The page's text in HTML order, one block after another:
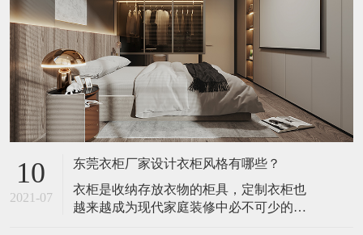
10
2021-07
东莞衣柜厂家设计衣柜风格有哪些？
衣柜是收纳存放衣物的柜具，定制衣柜也
越来越成为现代家庭装修中必不可少的重